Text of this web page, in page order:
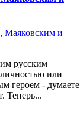
русским
или
героем - думаете
Теперь...